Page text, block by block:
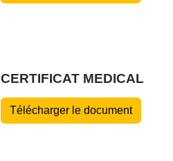
CERTIFICAT MEDICAL
Télécharger le document